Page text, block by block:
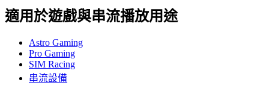
適用於遊戲與串流播放用途
Astro Gaming
Pro Gaming
SIM Racing
串流設備